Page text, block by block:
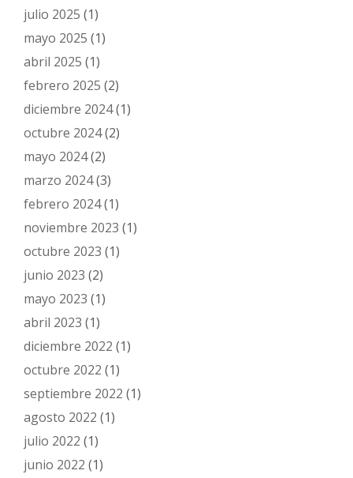
julio 2025 (1)
mayo 2025 (1)
abril 2025 (1)
febrero 2025 (2)
diciembre 2024(1)
octubre 2024(2)
mayo 2024(2)
marzo 2024(3)
febrero 2024(1)
noviembre 2023 (1)
octubre 2023 (1)
junio 2023 (2)
mayo 2023 (1)
abril 2023 (1)
diciembre 2022 (1)
octubre 2022 (1)
septiembre 2022 (1)
agosto 2022 (1)
julio 2022 (1)
junio 2022 (1)